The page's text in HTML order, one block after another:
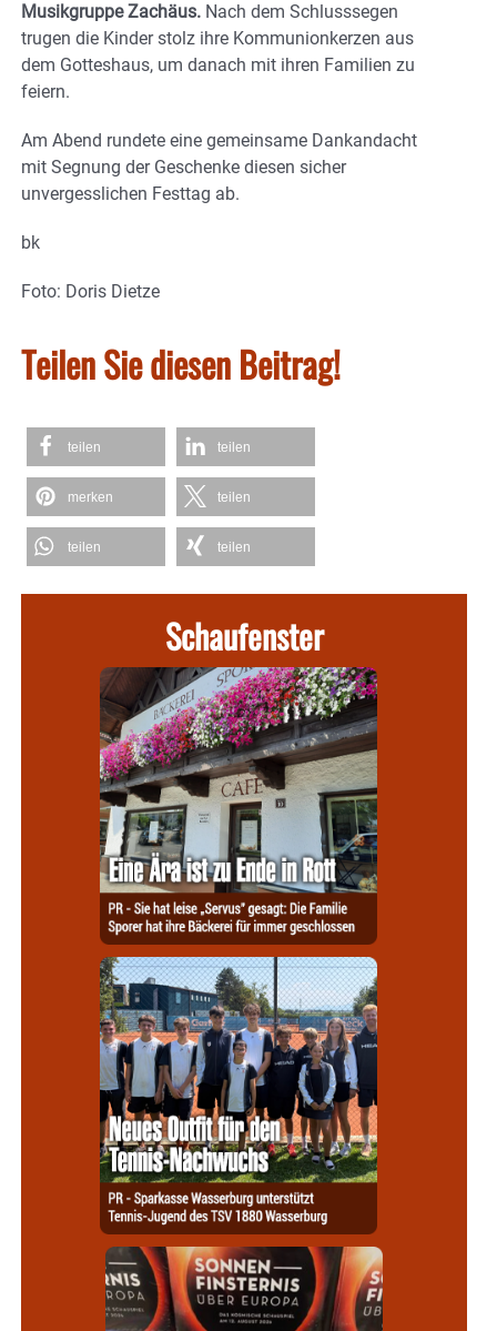
Musikgruppe Zachäus. Nach dem Schlusssegen
trugen die Kinder stolz ihre Kommunionkerzen aus
dem Gotteshaus, um danach mit ihren Familien zu
feiern.
Am Abend rundete eine gemeinsame Dankandacht
mit Segnung der Geschenke diesen sicher
unvergesslichen Festtag ab.
bk
Foto: Doris Dietze
Teilen Sie diesen Beitrag!
teilen teilen
merken teilen
teilen teilen
Schaufenster